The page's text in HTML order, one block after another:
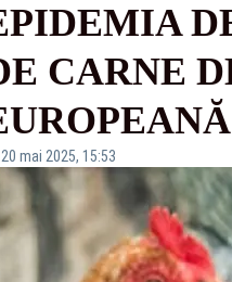
CARNE
20 mai 2025, 15:53